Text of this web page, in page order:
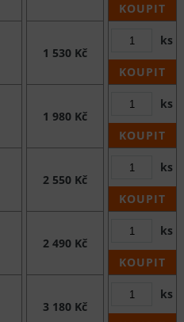
KOUPIT
1 530 Kč
ks
KOUPIT
1 980 Kč
ks
KOUPIT
2 550 Kč
ks
KOUPIT
2 490 Kč
ks
KOUPIT
3 180 Kč
ks